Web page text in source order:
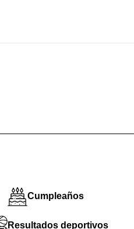
Cumpleaños
Resultados deportivos